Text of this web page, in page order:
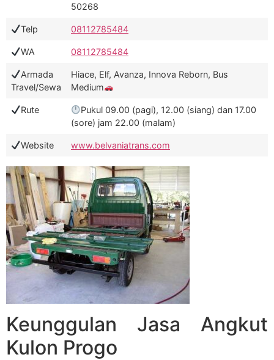
50268
Telp 08112785484
WA 08112785484
Armada
Travel/Sewa
Hiace, Elf, Avanza, Innova Reborn, Bus
Medium
Rute
Pukul 09.00 (pagi), 12.00 (siang) dan 17.00
(sore) jam 22.00 (malam)
Website www.belvaniatrans.com
Keunggulan Jasa Angkut
Kulon Progo